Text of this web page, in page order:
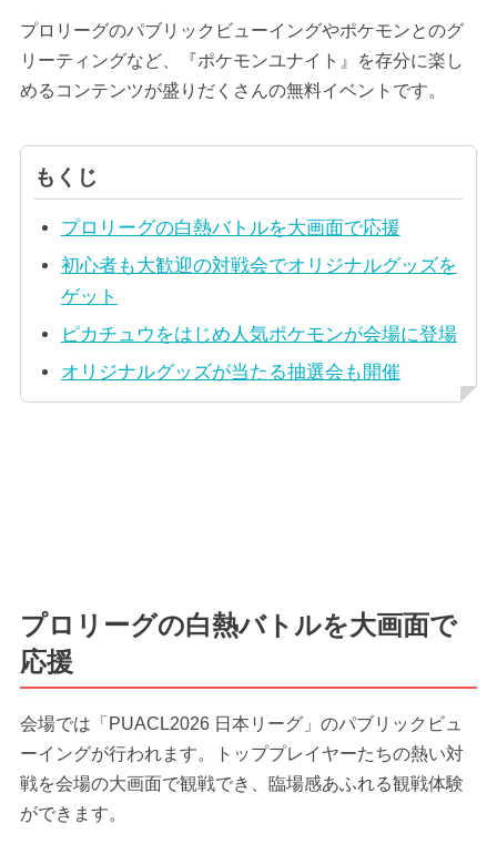
プロリーグのパブリックビューイングやポケモンとのグ
リーティングなど、『ポケモンユナイト』を存分に楽し
めるコンテンツが盛りだくさんの無料イベントです。
もくじ
プロリーグの白熱バトルを大画面で応援
初心者も大歓迎の対戦会でオリジナルグッズを
ゲット
ピカチュウをはじめ人気ポケモンが会場に登場
オリジナルグッズが当たる抽選会も開催
プロリーグの白熱バトルを大画面で
応援
会場では「PUACL2026 日本リーグ」のパブリックビュ
ーイングが行われます。トッププレイヤーたちの熱い対
戦を会場の大画面で観戦でき、臨場感あふれる観戦体験
ができます。